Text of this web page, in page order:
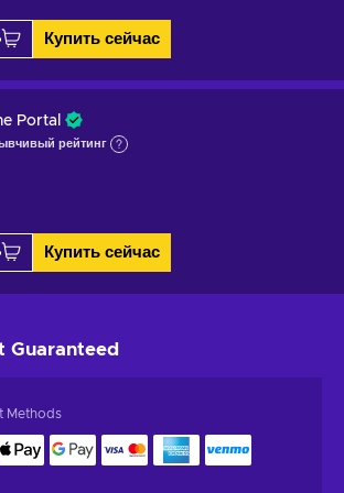
Купить сейчас
Portal
рейтинг
Купить сейчас
Guaranteed
Methods